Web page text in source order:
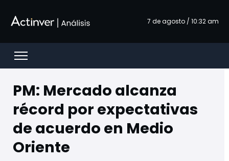
7 de agosto / 10:32 am
Open menu
PM: Mercado alcanza
récord por expectativas
de acuerdo en Medio
Oriente